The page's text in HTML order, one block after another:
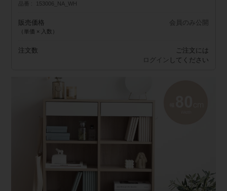
品番 153006_NA_WH
販売価格
（単価 × 入数）
会員のみ公開
注文数
ご注文には
ログイン してください